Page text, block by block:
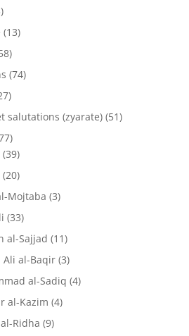
(13)
(74)
salutations (zyarate) (51)
(39)
(20)
Mojtaba (3)
(33)
al-Sajjad (11)
al-Baqir (3)
al-Sadiq (4)
al-Kazim (4)
Ridha (9)